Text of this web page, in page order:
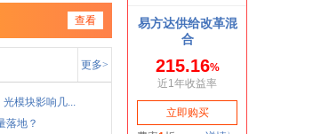
查看
更多>
光模块影响几...
落地？